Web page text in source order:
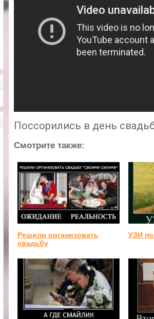
Поссорились в день
Смотрите также:
Решили организовать
свадьбу
УЗИ